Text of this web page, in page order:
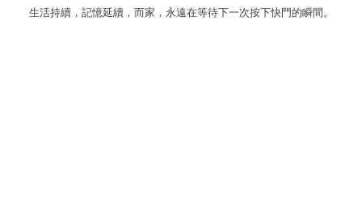
生活持續，記憶延續，而家，永遠在等待下一次按下快門的瞬間。